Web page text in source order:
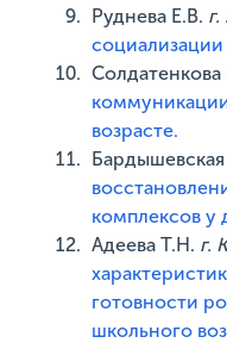
Руднева Е.В.
Солдатенкова
возрасте.
комплексов у
Адеева Т.Н. г.
готовности
школьного